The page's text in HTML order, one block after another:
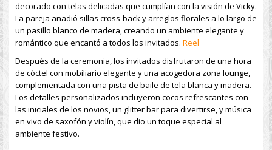
decorado con telas delicadas que cumplían con la visión de Vicky.
La pareja añadió sillas cross-back y arreglos florales a lo largo de
un pasillo blanco de madera, creando un ambiente elegante y
romántico que encantó a todos los invitados. Reel
Después de la ceremonia, los invitados disfrutaron de una hora
de cóctel con mobiliario elegante y una acogedora zona lounge,
complementada con una pista de baile de tela blanca y madera.
Los detalles personalizados incluyeron cocos refrescantes con
las iniciales de los novios, un glitter bar para divertirse, y música
en vivo de saxofón y violín, que dio un toque especial al
ambiente festivo.